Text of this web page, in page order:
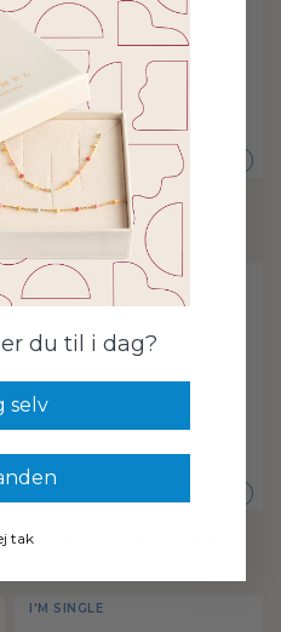
+
ØRERINGE, LOLA HEART
400,00 DKK
I'M SINGLE
+
I'M SINGLE
du til i dag?
selv
tak